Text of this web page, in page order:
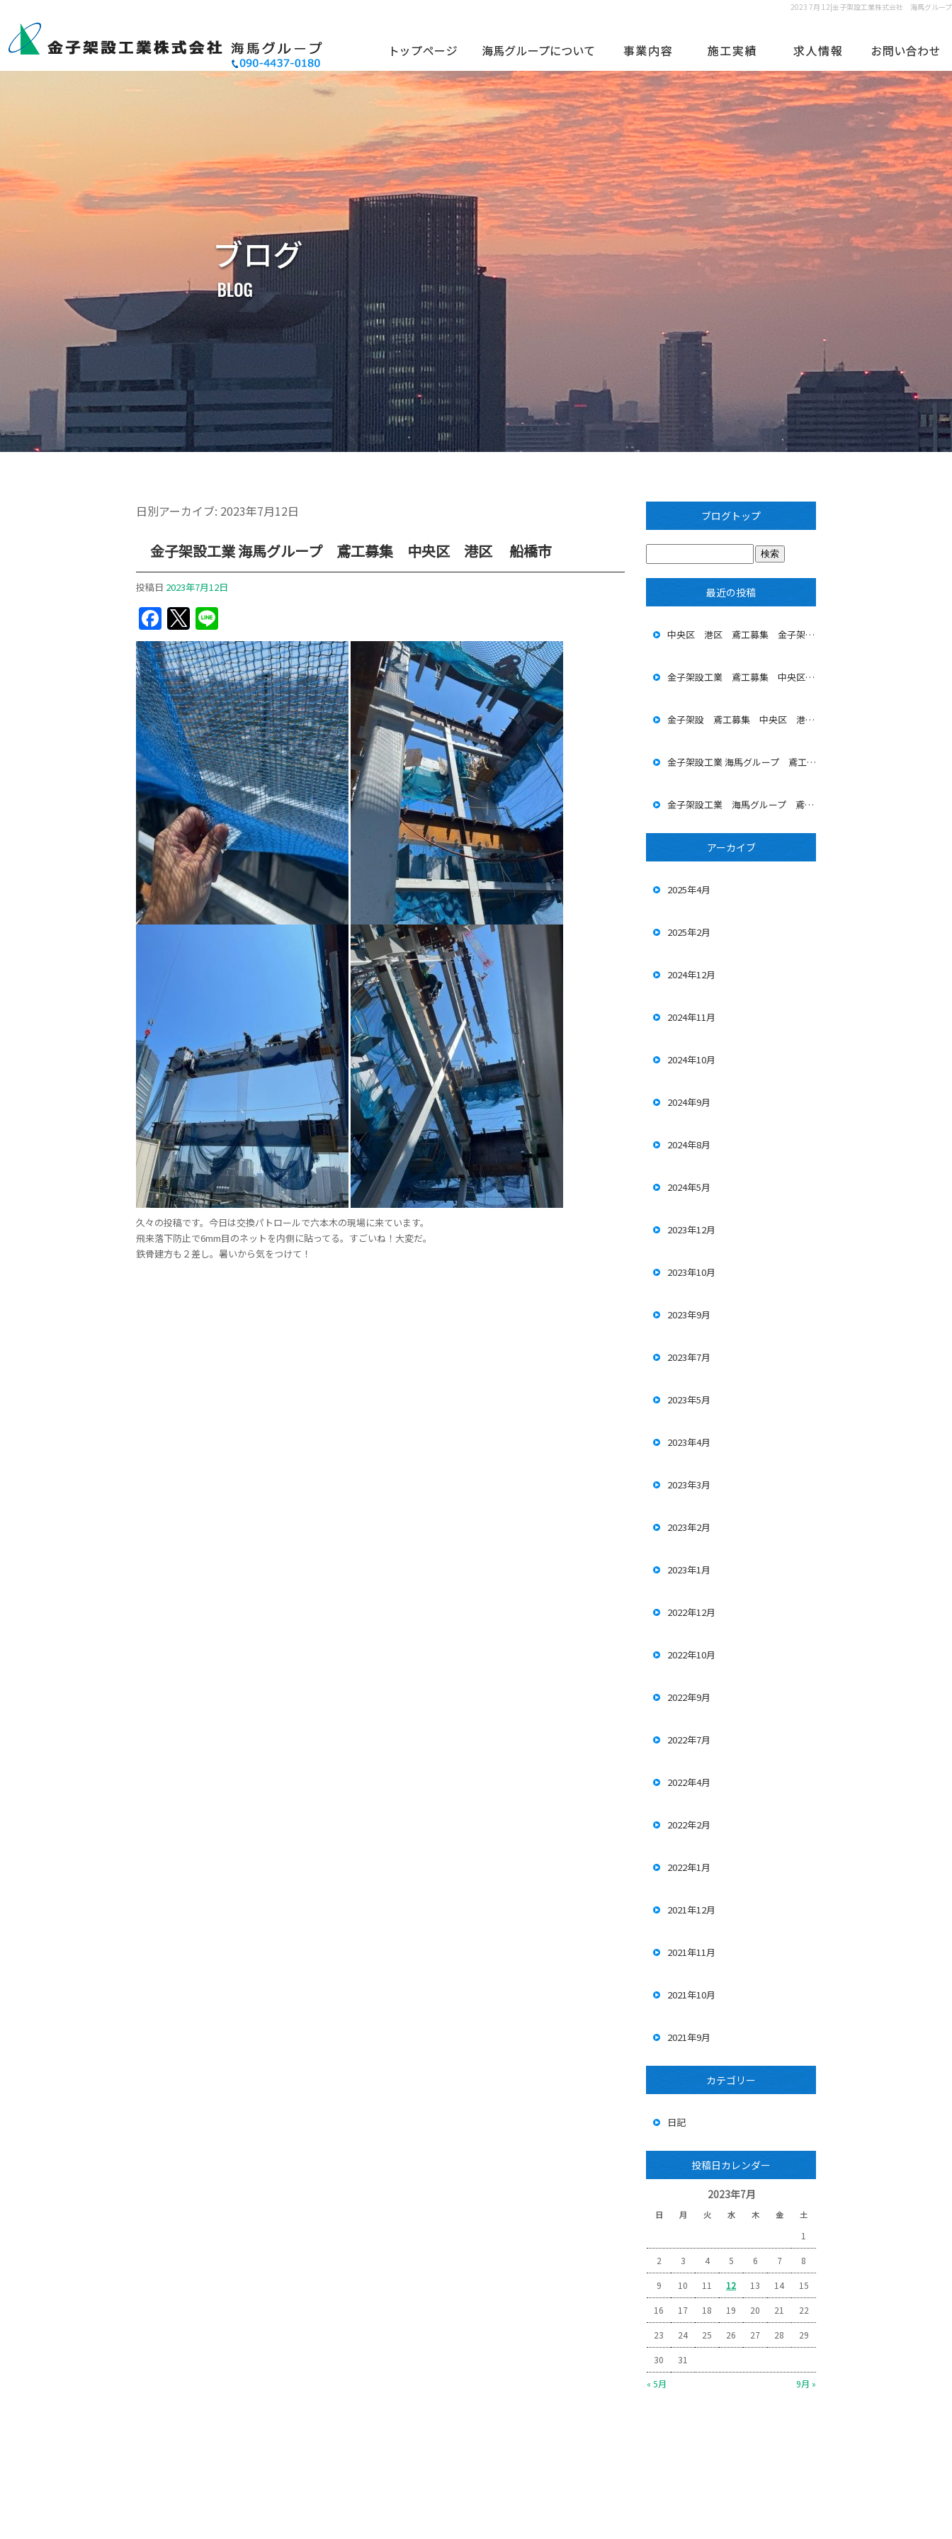
2023 7月 12|金子架設工業株式会社 海馬グループ
日別アーカイブ: 2023年7月12日
金子架設工業 海馬グループ 鳶工募集 中央区 港区 船橋市
投稿日 2023年7月12日
Facebook
Twitter
久々の投稿です。今日は交換パトロールで六本木の現場に来ています。
飛来落下防止で6mm目のネットを内側に貼ってる。すごいね！大変だ。
鉄骨建方も２差し。暑いから気をつけて！
ブログトップ
最近の投稿
中央区 港区 鳶工募集 金子架設工業 海馬グループ
金子架設工業 鳶工募集 中央区 港区
金子架設 鳶工募集 中央区 港区 海馬グループ
金子架設工業 海馬グループ 鳶工募集 中央区 港区
金子架設工業 海馬グループ 鳶工募集 中央区 港区
アーカイブ
2025年4月
2025年2月
2024年12月
2024年11月
2024年10月
2024年9月
2024年8月
2024年5月
2023年12月
2023年10月
2023年9月
2023年7月
2023年5月
2023年4月
2023年3月
2023年2月
2023年1月
2022年12月
2022年10月
2022年9月
2022年7月
2022年4月
2022年2月
2022年1月
2021年12月
2021年11月
2021年10月
2021年9月
カテゴリー
日記
投稿日カレンダー
2023年7月
日 月 火 水 木 金 土
« 5月 9月 »
1
2 3 4 5 6 7 8
9 10 11 12 13 14 15
16 17 18 19 20 21 22
23 24 25 26 27 28 29
30 31